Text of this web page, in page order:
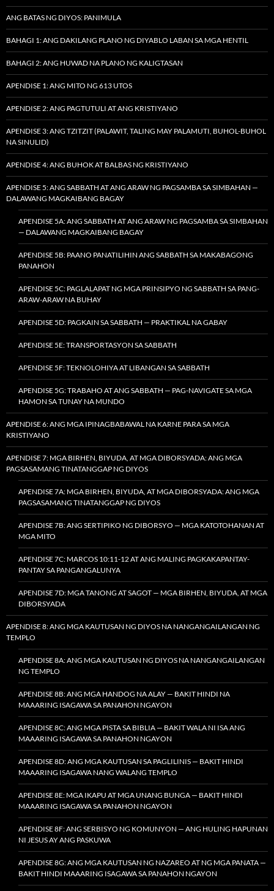
ANG BATAS NG DIYOS: PANIMULA
BAHAGI 1: ANG DAKILANG PLANO NG DIYABLO LABAN SA MGA HENTIL
BAHAGI 2: ANG HUWAD NA PLANO NG KALIGTASAN
APENDISE 1: ANG MITO NG 613 UTOS
APENDISE 2: ANG PAGTUTULI AT ANG KRISTIYANO
APENDISE 3: ANG TZITZIT (PALAWIT, TALING MAY PALAMUTI, BUHOL-BUHOL
NA SINULID)
APENDISE 4: ANG BUHOK AT BALBAS NG KRISTIYANO
APENDISE 5: ANG SABBATH AT ANG ARAW NG PAGSAMBA SA SIMBAHAN —
DALAWANG MAGKAIBANG BAGAY
APENDISE 5A: ANG SABBATH AT ANG ARAW NG PAGSAMBA SA SIMBAHAN
— DALAWANG MAGKAIBANG BAGAY
APENDISE 5B: PAANO PANATILIHIN ANG SABBATH SA MAKABAGONG
PANAHON
APENDISE 5C: PAGLALAPAT NG MGA PRINSIPYO NG SABBATH SA PANG-
ARAW-ARAW NA BUHAY
APENDISE 5D: PAGKAIN SA SABBATH — PRAKTIKAL NA GABAY
APENDISE 5E: TRANSPORTASYON SA SABBATH
APENDISE 5F: TEKNOLOHIYA AT LIBANGAN SA SABBATH
APENDISE 5G: TRABAHO AT ANG SABBATH — PAG-NAVIGATE SA MGA
HAMON SA TUNAY NA MUNDO
APENDISE 6: ANG MGA IPINAGBABAWAL NA KARNE PARA SA MGA
KRISTIYANO
APENDISE 7: MGA BIRHEN, BIYUDA, AT MGA DIBORSYADA: ANG MGA
PAGSASAMANG TINATANGGAP NG DIYOS
APENDISE 7A: MGA BIRHEN, BIYUDA, AT MGA DIBORSYADA: ANG MGA
PAGSASAMANG TINATANGGAP NG DIYOS
APENDISE 7B: ANG SERTIPIKO NG DIBORSYO — MGA KATOTOHANAN AT
MGA MITO
APENDISE 7C: MARCOS 10:11-12 AT ANG MALING PAGKAKAPANTAY-
PANTAY SA PANGANGALUNYA
APENDISE 7D: MGA TANONG AT SAGOT — MGA BIRHEN, BIYUDA, AT MGA
DIBORSYADA
APENDISE 8: ANG MGA KAUTUSAN NG DIYOS NA NANGANGAILANGAN NG
TEMPLO
APENDISE 8A: ANG MGA KAUTUSAN NG DIYOS NA NANGANGAILANGAN
NG TEMPLO
APENDISE 8B: ANG MGA HANDOG NA ALAY — BAKIT HINDI NA
MAAARING ISAGAWA SA PANAHON NGAYON
APENDISE 8C: ANG MGA PISTA SA BIBLIA — BAKIT WALA NI ISA ANG
MAAARING ISAGAWA SA PANAHON NGAYON
APENDISE 8D: ANG MGA KAUTUSAN SA PAGLILINIS — BAKIT HINDI
MAAARING ISAGAWA NANG WALANG TEMPLO
APENDISE 8E: MGA IKAPU AT MGA UNANG BUNGA — BAKIT HINDI
MAAARING ISAGAWA SA PANAHON NGAYON
APENDISE 8F: ANG SERBISYO NG KOMUNYON — ANG HULING HAPUNAN
NI JESUS AY ANG PASKUWA
APENDISE 8G: ANG MGA KAUTUSAN NG NAZAREO AT NG MGA PANATA —
BAKIT HINDI MAAARING ISAGAWA SA PANAHON NGAYON